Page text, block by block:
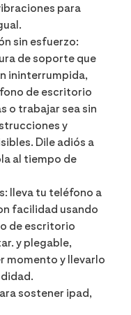
para
sin esfuerzo:
de soporte que
ininterrumpida,
de escritorio
o trabajar sea sin
y
Dile adiós a
al tiempo de
lleva tu teléfono a
facilidad usando
de escritorio
y plegable,
momento y llevarlo
sostener ipad,